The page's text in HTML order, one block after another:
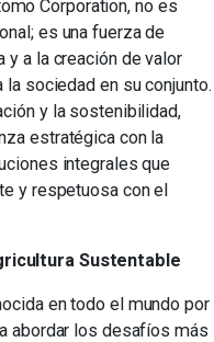
Corporation, no es
es una fuerza de
y a la creación de valor
sociedad en su conjunto.
y la sostenibilidad,
estratégica con la
integrales que
y respetuosa con el
Sustentable
en todo el mundo por
abordar los desafíos más